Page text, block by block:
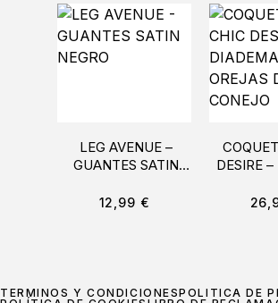
LEG AVENUE –
GUANTES SATIN
12,99 €
DESIRE
TÉRMINOS Y CONDICIONESPOLÍTICA DE